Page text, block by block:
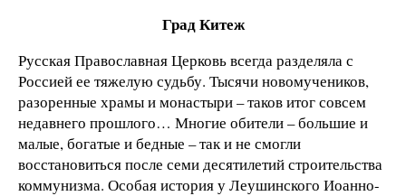
Град Китеж
Русская Православная Церковь всегда разделяла с
Россией ее тяжелую судьбу. Тысячи новомучеников,
разоренные храмы и монастыри – таков итог совсем
недавнего прошлого… Многие обители – большие и
малые, богатые и бедные – так и не смогли
восстановиться после семи десятилетий строительства
коммунизма. Особая история у Леушинского Иоанно-